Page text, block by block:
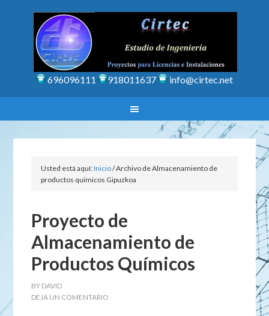
696096111 918011637 info@cirtec.net
Usted está aquí:Inicio/Archivo de Almacenamiento de
productos quimicos Gipuzkoa
Proyecto de
Almacenamiento de
Productos Químicos
BY DAVID
DEJA UN COMENTARIO